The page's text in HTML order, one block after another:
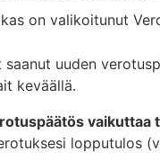
on valikoitunut
saanut uuden
keväällä.
vaikuttaa
lopputulos